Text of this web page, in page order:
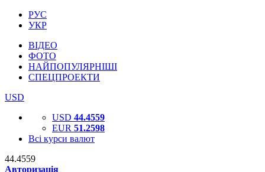
РУС
УКР
ВІДЕО
ФОТО
НАЙПОПУЛЯРНІШІ
СПЕЦПРОЕКТИ
USD
USD 44.4559
EUR 51.2598
Всі курси валют
44.4559
Авторизація